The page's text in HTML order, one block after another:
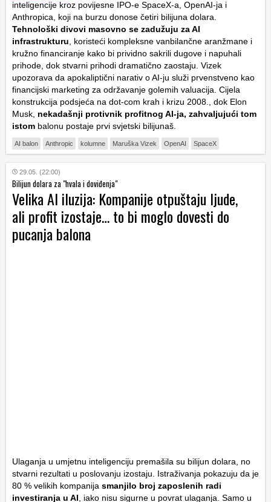
inteligencije kroz povijesne IPO-e SpaceX-a, OpenAI-ja i
Anthropica, koji na burzu donose četiri bilijuna dolara.
Tehnološki divovi masovno se zadužuju za AI
infrastrukturu , koristeći kompleksne vanbilančne aranžmane i
kružno financiranje kako bi prividno sakrili dugove i napuhali
prihode, dok stvarni prihodi dramatično zaostaju. Vizek
upozorava da apokaliptični narativ o AI-ju služi prvenstveno kao
financijski marketing za održavanje golemih valuacija. Cijela
konstrukcija podsjeća na dot-com krah i krizu 2008., dok Elon
Musk, nekadašnji protivnik profitnog AI-ja, zahvaljujući tom
istom balonu postaje prvi svjetski bilijunaš.
AI balon Anthropic kolumne Maruška Vizek OpenAI SpaceX
29.05. (22:00)
Bilijun dolara za "hvala i doviđenja"
Velika AI iluzija: Kompanije otpuštaju ljude,
ali profit izostaje… to bi moglo dovesti do
pucanja balona
Ulaganja u umjetnu inteligenciju premašila su bilijun dolara, no
stvarni rezultati u poslovanju izostaju. Istraživanja pokazuju da je
80 % velikih kompanija smanjilo broj zaposlenih radi
investiranja u AI , iako nisu sigurne u povrat ulaganja. Samo u